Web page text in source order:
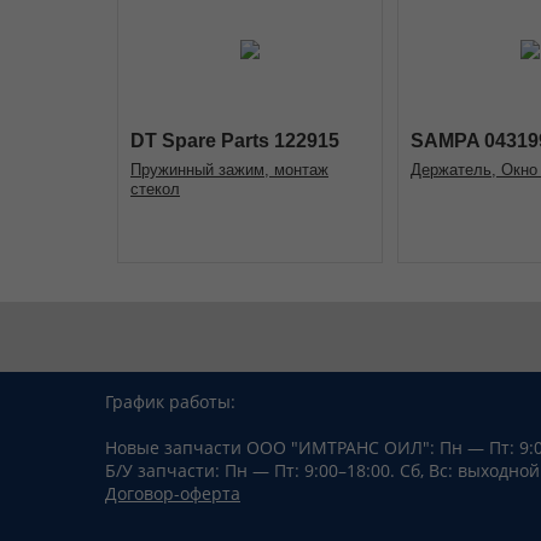
DT Spare Parts 122915
Пружинный зажим, монтаж
стекол
SAMPA
Держатель, Окно
График работы:
Новые запчасти ООО "ИМТРАНС ОИЛ": Пн — Пт:
Б/У запчасти: Пн — Пт: 9:00–18:00. Сб, Вс: выходной
Договор-оферта